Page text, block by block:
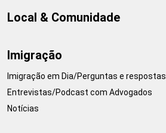
Local & Comunidade
Imigração
Imigração em Dia/Perguntas e respostas
Entrevistas/Podcast com Advogados
Notícias